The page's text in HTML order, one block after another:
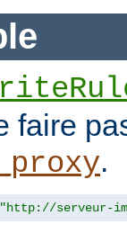
faire
.
"http://serveur-